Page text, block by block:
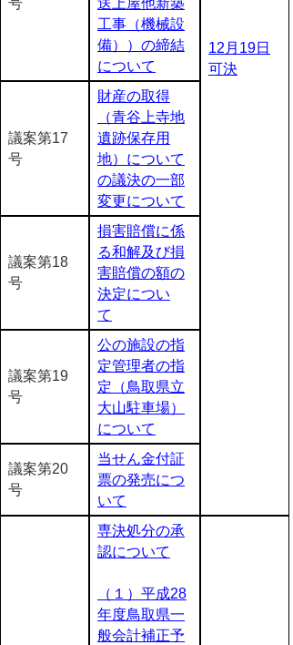
12月19日
可決
工事（機械設
備））の締結
について
議案第17
号
財産の取得
（青谷上寺地
遺跡保存用
地）について
の議決の一部
変更について
議案第18
号
損害賠償に係
る和解及び損
害賠償の額の
決定につい
て
議案第19
号
公の施設の指
定管理者の指
定（鳥取県立
大山駐車場）
について
議案第20
号
当せん金付証
票の発売につ
いて
専決処分の承
認について
（１）平成28
年度鳥取県一
般会計補正予